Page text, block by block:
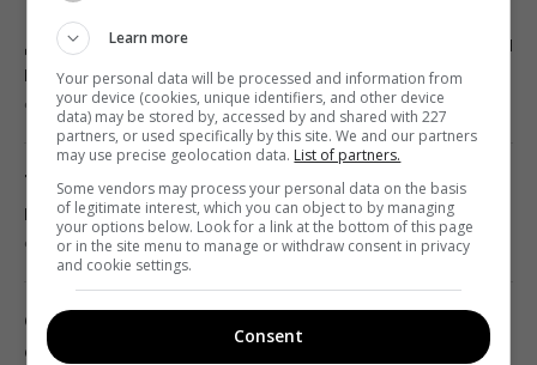
Эксперт назвал 4 бесплатные программы,
которые ставит на каждый ПК с Windows
01:15 воскресенье, 09 августа 2026
Россия может применить ядерное оружие
против Украины: в МИД Турции назвали
реальное условие
00:37 воскресенье, 09 августа 2026
Дата рождения подскажет талисман удачи
на август: что носить с собой
9 августа 2026, 04:30
ТЦК получат новые данные о мужчинах:
кого и где смогут разыскать
9 августа 2026, 04:09
Старая лаванда снова станет пышной:
садоводы раскрыли секрет правильной
Learn more
Your personal data will be processed and information from
your device (cookies, unique identifiers, and other device
data) may be stored by, accessed by and shared with 227
partners, or used specifically by this site. We and our partners
may use precise geolocation data. List of partners.
Some vendors may process your personal data on the basis
of legitimate interest, which you can object to by managing
your options below. Look for a link at the bottom of this page
or in the site menu to manage or withdraw consent in privacy
and cookie settings.
Consent